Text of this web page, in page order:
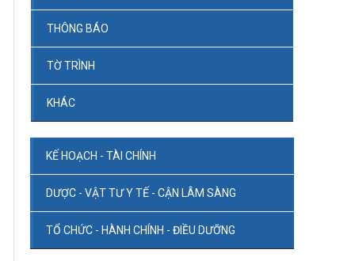
THÔNG BÁO
TỜ TRÌNH
KHÁC
KẾ HOẠCH - TÀI CHÍNH
DƯỢC - VẬT TƯ Y TẾ - CẬN LÂM SÀNG
TỔ CHỨC - HÀNH CHÍNH - ĐIỀU DƯỠNG